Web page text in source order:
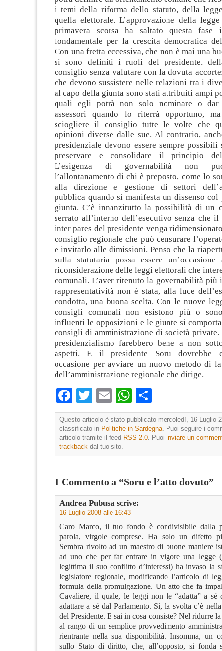
i temi della riforma dello statuto, della
quella elettorale. L’approvazione della
primavera scorsa ha saltato questa fase
fondamentale per la crescita democratica
Con una fretta eccessiva, che non è mai una
si sono definiti i ruoli del presidente,
consiglio senza valutare con la dovuta
che devono sussistere nelle relazioni tra i
al capo della giunta sono stati attribuiti ampi
quali egli potrà non solo nominare o dar
assessori quando lo riterrà opportuno,
sciogliere il consiglio tutte le volte che
opinioni diverse dalle sue. Al contrario,
presidenziale devono essere sempre possibili
preservare e consolidare il principio
L’esigenza di governabilità non
l’allontanamento di chi è preposto, come lo
alla direzione e gestione di settori
pubblica quando si manifesta un dissenso col
giunta. C’è innanzitutto la possibilità di un
serrato all’interno dell’esecutivo senza che
inter pares del presidente venga
consiglio regionale che può censurare
e invitarlo alle dimissioni. Penso che la
sulla statutaria possa essere
riconsiderazione delle leggi elettorali che
comunali. L’aver ritenuto la governabilità più
rappresentatività non è stata, alla luce
condotta, una buona scelta. Con le nuove
consigli comunali non esistono più o
influenti le opposizioni e le giunte si
consigli di amministrazione di società
presidenzialismo farebbero bene a non
aspetti. E il presidente Soru dovrebbe
occasione per avviare un nuovo metodo di
dell’amministrazione regionale che dirige.
Facebook
TwitterEmailWhatsApp
Questo articolo è stato pubblicato mercoledì, 16 Luglio
classificato in Politiche in Sardegna . Puoi seguire i
articolo tramite il feed RSS 2.0 . Puoi inviare un
trackback dal tuo sito.
1 Commento a “Soru e l’atto dovuto”
Andrea Pubusa scrive:
16 Luglio 2008 alle 16:43
Caro Marco, il tuo fondo è condivisibile dalla
parola, virgole comprese. Ha solo un difetto
Sembra rivolto ad un maestro di buone maniere
ad uno che per far entrare in vigore una legge
legittima il suo conflitto d’interessi) ha invaso la
legislatore regionale, modificando l’articolo di
formula della promulgazione. Un atto che fa
Cavaliere, il quale, le leggi non le “adatta” a sé
adattare a sé dal Parlamento. Sì, la svolta c’è
del Presidente. E sai in cosa consiste? Nel ridurre
al rango di un semplice provvedimento
rientrante nella sua disponibilità. Insomma, un
sullo Stato di diritto, che, all’opposto, si fonda